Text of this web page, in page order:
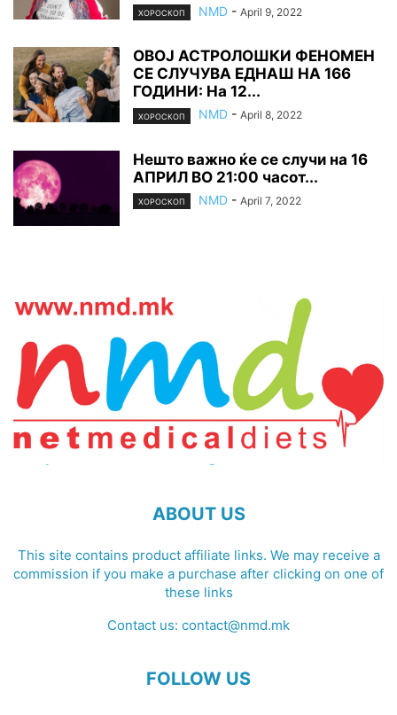
ХОРОСКОП NMD - April 9, 2022
ОВОЈ АСТРОЛОШКИ ФЕНОМЕН
СЕ СЛУЧУВА ЕДНАШ НА 166
ГОДИНИ: На 12...
ХОРОСКОП NMD - April 8, 2022
Нешто важно ќе се случи на 16
АПРИЛ ВО 21:00 часот...
ХОРОСКОП NMD - April 7, 2022
ABOUT US
This site contains product affiliate links. We may receive a
commission if you make a purchase after clicking on one of
these links
Contact us: contact@nmd.mk
FOLLOW US